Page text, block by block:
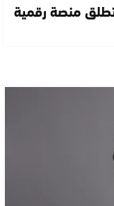
تطلق منصة رقمية